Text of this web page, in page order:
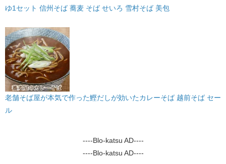
ゆ1セット 信州そば 蕎麦 そば せいろ 雪村そば 美包
老舗そば屋が本気で作った鰹だしが効いたカレーそば 越前そば セー
ル
----Blo-katsu AD----
----Blo-katsu AD----